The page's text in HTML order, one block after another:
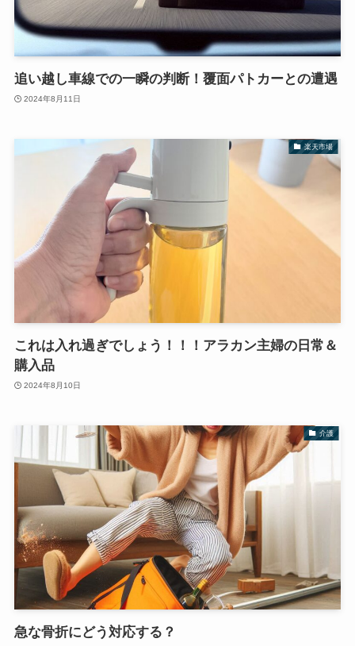
追い越し車線での一瞬の判断！覆面パトカーとの遭遇
2024年8月11日
楽天市場
これは入れ過ぎでしょう！！！アラカン主婦の日常＆
購入品
2024年8月10日
介護
急な骨折にどう対応する？